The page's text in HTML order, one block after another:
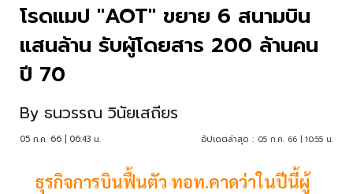
โรดแมป "AOT" ขยาย 6 สนามบิน
แสนล้าน รับผู้โดยสาร 200 ล้านคน
ปี 70
By ธนวรรณ วินัยเสถียร
05 ก.ค. 66 | 06:43 น. อัปเดตล่าสุด : 05 ก.ค. 66 | 10:55 น.
ธุรกิจการบินฟื้นตัว ทอท.คาดว่าในปีนี้ผู้